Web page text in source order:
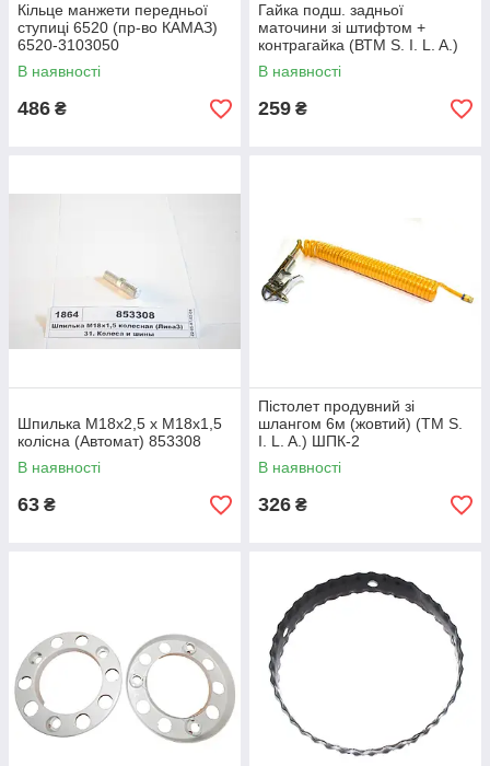
Кільце манжети передньої
ступиці 6520 (пр-во КАМАЗ)
6520-3103050
В наявності
486 ₴
Гайка подш. задньої
маточини зі штифтом +
контрагайка (ВТМ S. I. L. A.)
5320-3104076 + 853527
В наявності
259 ₴
Шпилька М18х2,5 х М18х1,5
колісна (Автомат) 853308
В наявності
63 ₴
Пістолет продувний зі
шлангом 6м (жовтий) (ТМ S.
I. L. A.) ШПК-2
В наявності
326 ₴